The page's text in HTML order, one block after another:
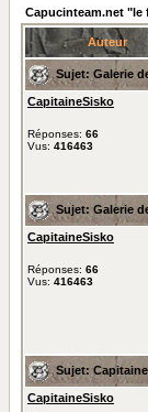
Capucinteam.net
Auteur
Sujet: Galerie
CapitaineSisko
Réponses: 66
Vus: 416463
Sujet: Galerie
CapitaineSisko
Réponses: 66
Vus: 416463
Sujet:
CapitaineSisko